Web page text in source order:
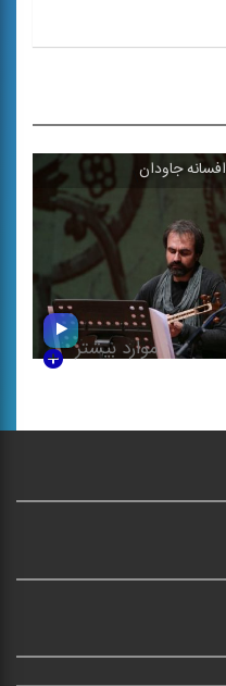
افسانه جاودان
موارد بیشتر